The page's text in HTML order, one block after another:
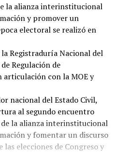
la alianza interinstitucional
y promover un
electoral se realizó en
Registraduría Nacional del
Regulación de
articulación con la MOE y
nacional del Estado Civil,
al segundo encuentro
la alianza interinstitucional
y fomentar un discurso
elecciones de Congreso y